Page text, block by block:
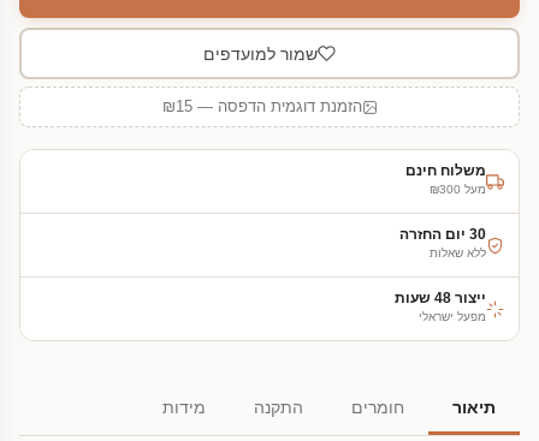
שמור למועדפים
הזמנת דוגמית הדפסה — ₪15
משלוח חינם
מעל ₪300
30 יום החזרה
ללא שאלות
ייצור 48 שעות
מפעל ישראלי
תיאור חומרים התקנה מידות